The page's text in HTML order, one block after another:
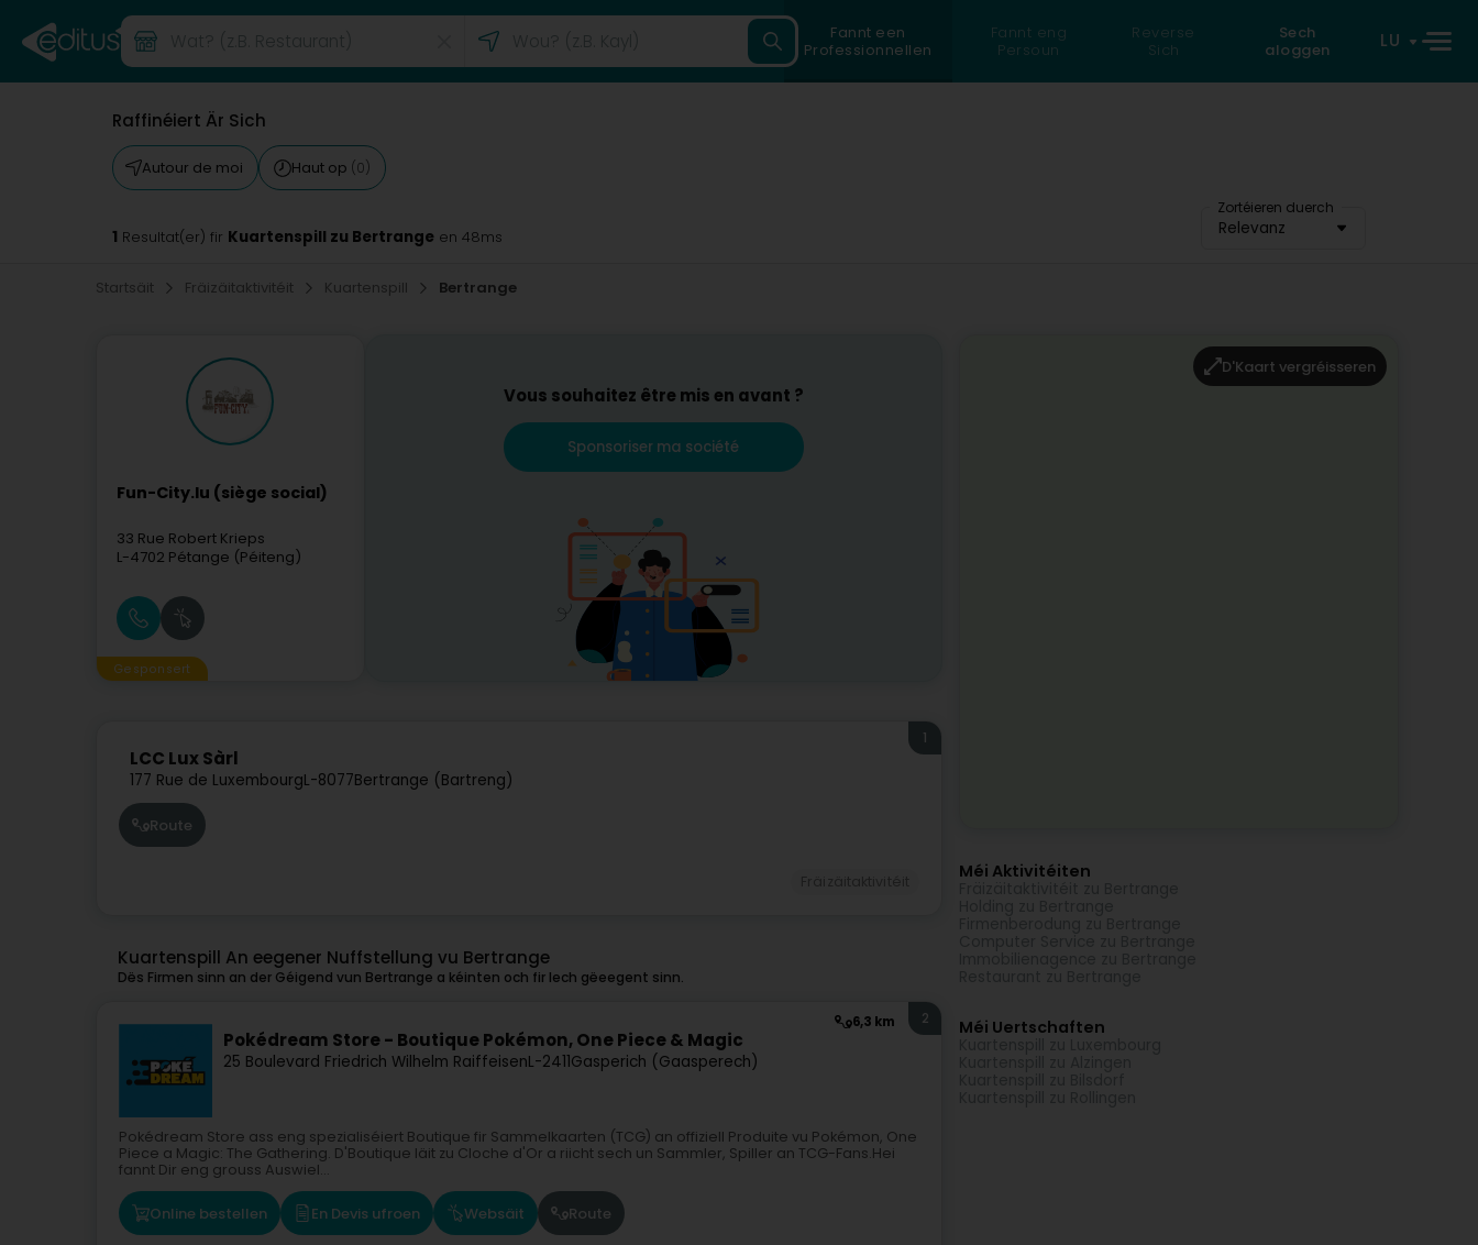
Fannt een
Professionnellen
Fannt eng
Persoun
Reverse
Sich
Sech
aloggen
LU
Raffinéiert Är Sich
Autour de moi Haut op (0)
Zortéieren duerch
Relevanz
1 Resultat(er) fir Kuartenspill zu Bertrange en 48ms
Startsäit Fräizäitaktivitéit Kuartenspill Bertrange
Fun-City.lu (siège social)
33 Rue Robert Krieps
L-4702 Pétange (Péiteng)
Gesponsert
Vous souhaitez être mis en avant ?
Sponsoriser ma société
LCC Lux Sàrl
177 Rue de LuxembourgL-8077Bertrange (Bartreng)
1
Route
Kuartenspill An eegener Nuffstellung vu Bertrange
Dës Firmen sinn an der Géigend vun Bertrange a kéinten och fir Iech gëeegent sinn.
6,3 km
Pokédream Store - Boutique Pokémon, One Piece & Magic
25 Boulevard Friedrich Wilhelm RaiffeisenL-2411Gasperich (Gaasperech)
2
Pokédream Store ass eng spezialiséiert Boutique fir Sammelkaarten (TCG) an offiziell Produite vu Pokémon, One
Piece a Magic: The Gathering. D'Boutique läit zu Cloche d'Or a riicht sech un Sammler, Spiller an TCG-Fans.Hei
fannt Dir eng grouss Auswiel...
Online bestellen En Devis ufroen Websäit Route
D'Kaart vergréisseren
Méi Aktivitéiten
Méi Uertschaften